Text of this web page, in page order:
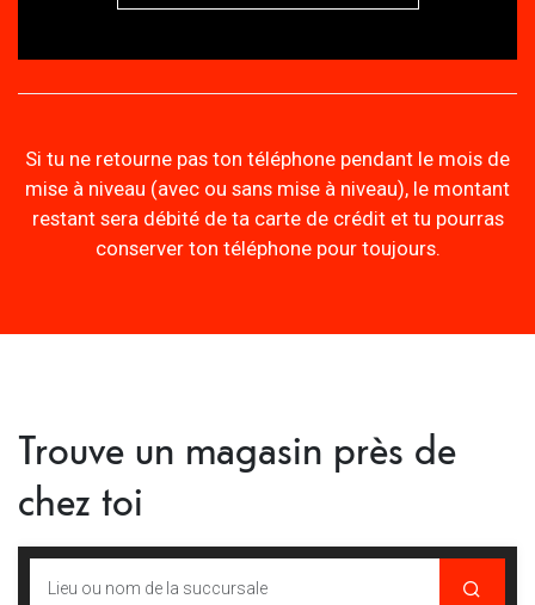
Si tu ne retourne pas ton téléphone pendant le mois de
mise à niveau (avec ou sans mise à niveau), le montant
restant sera débité de ta carte de crédit et tu pourras
conserver ton téléphone pour toujours.
Trouve un magasin près de
chez toi